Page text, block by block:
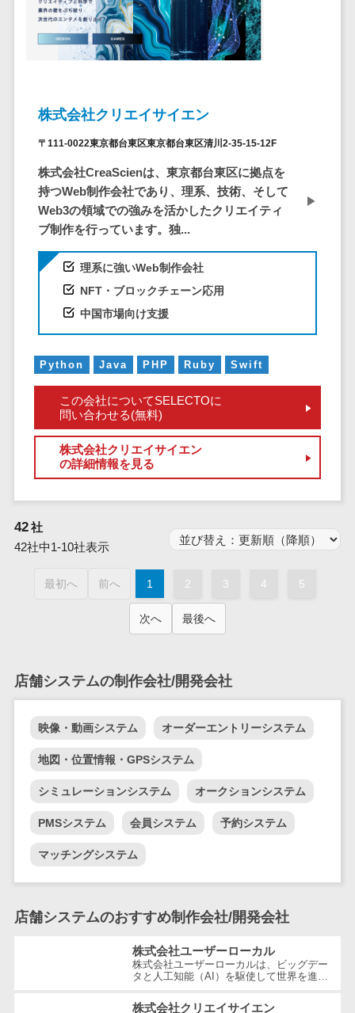
仮想通貨> NFT>
官公庁・自治体向け
GIS（地理情報システム）>
その他官公庁・自治体向け>
ービス
WAF
URLフィルタ
トセキュリティ
（EDR）
CASB
ファイル暗号
化
電話認証サー
DLPツール
UTM
不正検知サー
ビス
業務全般
ール
FAX配信システ
ム
ス
BPMツール
ChatGPTサー
ワークフロー
成ツール
RPAツール
帳票作成サー
け
商圏分析ツー
配送管理シス
テム
バース予約シ
運送業務支援
株式会社クリエイサイエン
〒111-0022東京都台東区東京都台東区清川2-35-15-12F
株式会社CreaScienは、東京都台東区に拠点を
持つWeb制作会社であり、理系、技術、そして
Web3の領域での強みを活かしたクリエイティ
ブ制作を行っています。独...
理系に強いWeb制作会社
NFT・ブロックチェーン応用
中国市場向け支援
Python Java PHP Ruby Swift
この会社についてSELECTOに
問い合わせる(無料)
株式会社クリエイサイエン
の詳細情報を見る
42社
42社中1-10社表示
最初へ 前へ 1 2 3 4 5
次へ 最後へ
店舗システムの制作会社/開発会社
映像・動画システム オーダーエントリーシステム
地図・位置情報・GPSシステム
シミュレーションシステム オークションシステム
PMSシステム 会員システム 予約システム
マッチングシステム
店舗システムのおすすめ制作会社/開発会社
株式会社ユーザーローカル
株式会社ユーザーローカルは、ビッグデー
タと人工知能（AI）を駆使して世界を進化
する技術ベンチャー企業です。国内...
株式会社クリエイサイエン